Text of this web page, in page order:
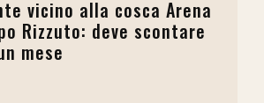
vicino alla cosca Arena
Rizzuto: deve scontare
mese